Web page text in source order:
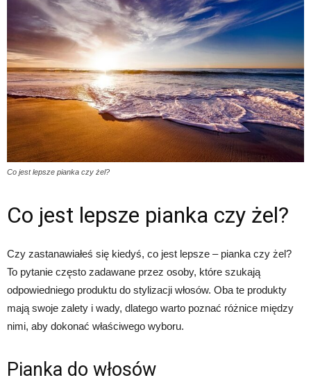
Co jest lepsze pianka czy żel?
Co jest lepsze pianka czy żel?
Czy zastanawiałeś się kiedyś, co jest lepsze – pianka czy żel?
To pytanie często zadawane przez osoby, które szukają
odpowiedniego produktu do stylizacji włosów. Oba te produkty
mają swoje zalety i wady, dlatego warto poznać różnice między
nimi, aby dokonać właściwego wyboru.
Pianka do włosów